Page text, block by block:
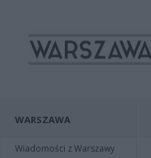
WARSZAWA
Wiadomości z Warszawy